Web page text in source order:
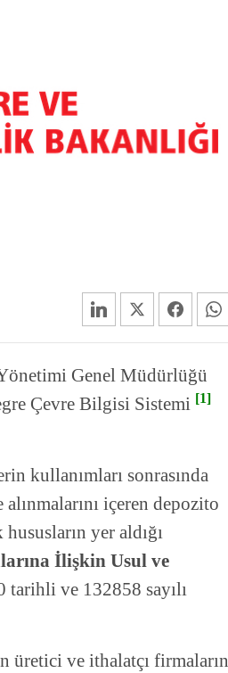
Genel Müdürlüğü
Çevre Bilgisi Sistemi [1]
kullanımları sonrasında
alınmalarını içeren depozito
yer aldığı
İlişkin Usul ve
ve 132858 sayılı
üretici ve ithalatçı firmaların